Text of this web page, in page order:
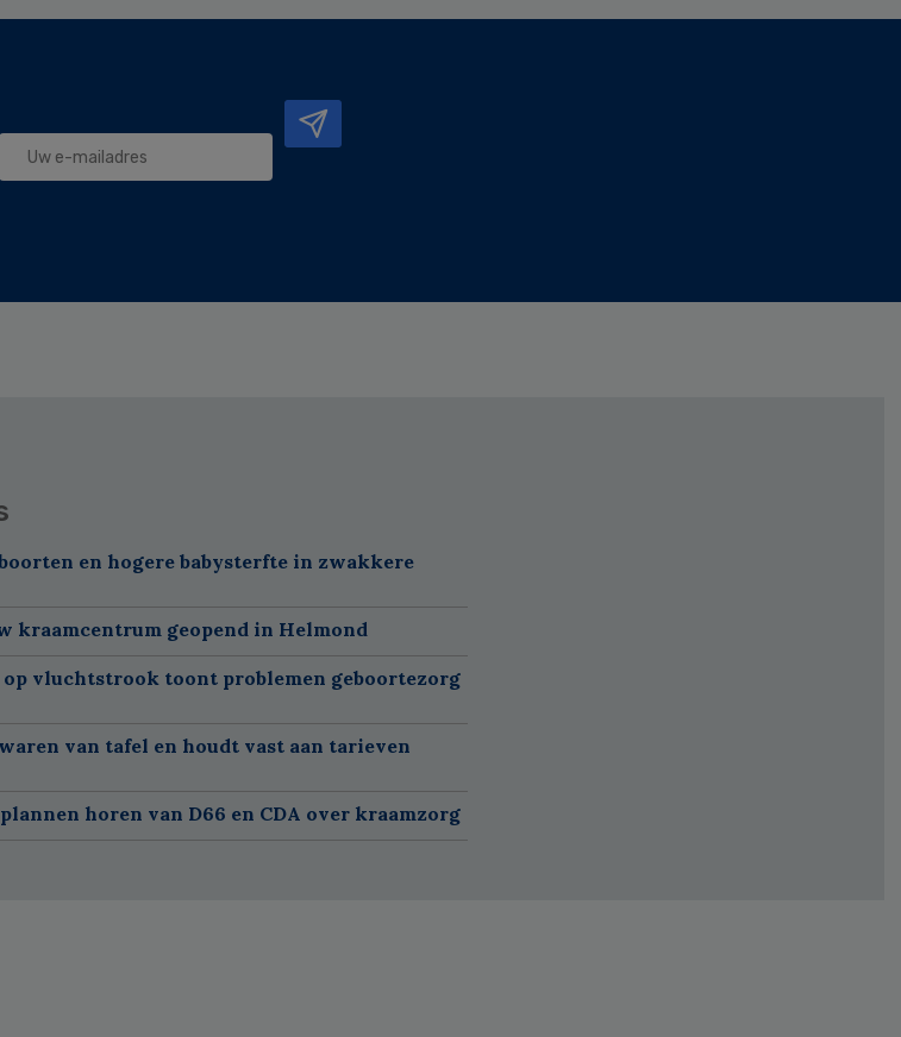
en hogere babysterfte in zwakkere
kraamcentrum geopend in Helmond
op vluchtstrook toont problemen geboortezorg
van tafel en houdt vast aan tarieven
horen van D66 en CDA over kraamzorg